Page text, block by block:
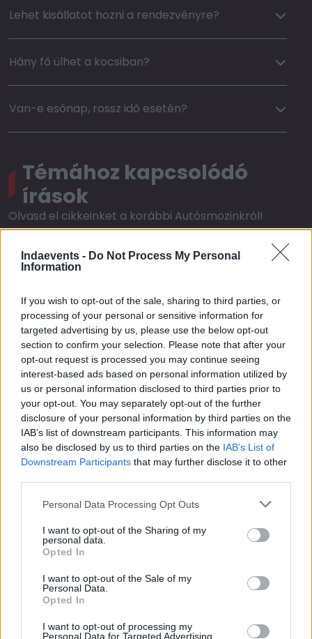
Indaevents - Do Not Process My Personal
Information
If you wish to opt-out of the sale, sharing to third parties, or
processing of your personal or sensitive information for
targeted advertising by us, please use the below opt-out
section to confirm your selection. Please note that after your
opt-out request is processed you may continue seeing
interest-based ads based on personal information utilized by
us or personal information disclosed to third parties prior to
your opt-out. You may separately opt-out of the further
disclosure of your personal information by third parties on the
IAB’s list of downstream participants. This information may
also be disclosed by us to third parties on the IAB’s List of
Downstream Participants that may further disclose it to other
Please note that this website/app uses one or more Google
not limited to your visit or usage behaviour. You may click to
grant or deny consent to Google and its third-party tags to
use your data for below specified purposes in below Google
consent section.
Personal Data Processing Opt Outs
I want to opt-out of the Sharing of my
personal data.
Opted In
I want to opt-out of the Sale of my
Personal Data.
Opted In
I want to opt-out of processing my
Personal Data for Targeted Advertising.
Lehet kisállatot hozni a rendezvényre?
Hány fő ülhet a kocsiban?
Van-e esőnap, rossz idő esetén?
Témához kapcsolódó
írások
Olvasd el cikkeinket a korábbi Autósmozinkról!
AUTÓSMOZI
Nem fért bele az anyja a mozis
székekbe, ezért feltalálta az...
Az autósmozi megoldás volt egy specifikus
problémára, ám végül annyira népszerű lett,
hogy komplett iparágat húztak fel rá. Később a
Elolvasom
IndaEvents
Töltsd le az IndaEvents
Appot!